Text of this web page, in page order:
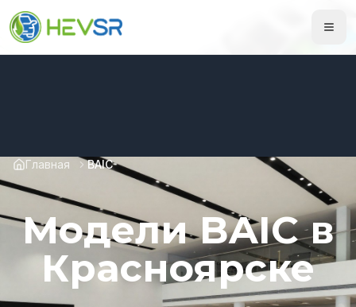
Главная BAIC
Модели BAIC в
Красноярске